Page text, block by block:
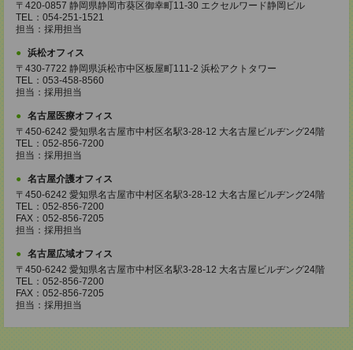
〒420-0857 静岡県静岡市葵区御幸町11-30 エクセルワード静岡ビル
TEL：054-251-1521
担当：採用担当
浜松オフィス
〒430-7722 静岡県浜松市中区板屋町111-2 浜松アクトタワー
TEL：053-458-8560
担当：採用担当
名古屋医療オフィス
〒450-6242 愛知県名古屋市中村区名駅3-28-12 大名古屋ビルヂング24階
TEL：052-856-7200
担当：採用担当
名古屋介護オフィス
〒450-6242 愛知県名古屋市中村区名駅3-28-12 大名古屋ビルヂング24階
TEL：052-856-7200
FAX：052-856-7205
担当：採用担当
名古屋広域オフィス
〒450-6242 愛知県名古屋市中村区名駅3-28-12 大名古屋ビルヂング24階
TEL：052-856-7200
FAX：052-856-7205
担当：採用担当